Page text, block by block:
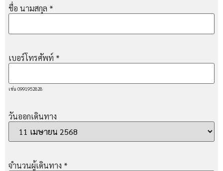
ชื่อ นามสกุล *
เบอร์โทรศัพท์ *
เช่น 0991952828
วันออกเดินทาง
จำนวนผู้เดินทาง *